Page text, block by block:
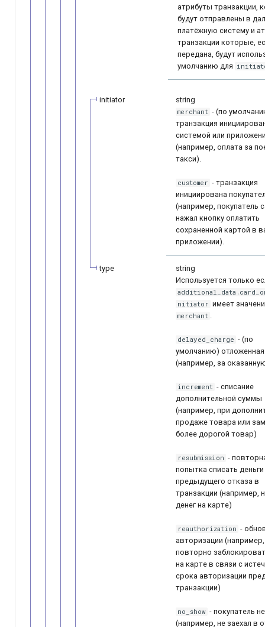
атрибуты транзакции,
будут отправлены в
платёжную систему и
транзакции которые,
передана, будут
умолчанию для
initiator string
merchant - (по
транзакция
системой или
(например, оплата за
такси).
customer - транзакция
инициирована
(например, покупатель
нажал кнопку оплатить
сохраненной картой в
приложении).
type
string
Используется только
nitiator имеет
merchant .
delayed_charge - (по
умолчанию)
(например, за
increment - списание
дополнительной суммы
(например, при
продаже товара или
более дорогой товар)
resubmission -
попытка списать деньги
предыдущего отказа в
транзакции (например,
денег на карте)
reauthorization -
авторизации
повторно
на карте в связи с
срока авторизации
транзакции)
no_show - покупатель
(например, не заехал в